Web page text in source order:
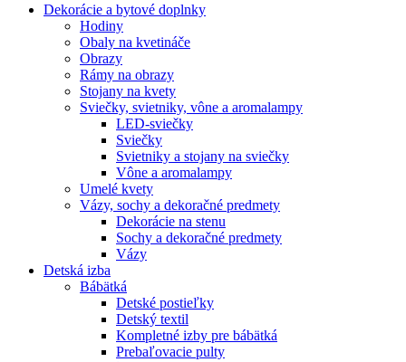
Dekorácie a bytové doplnky
Hodiny
Obaly na kvetináče
Obrazy
Rámy na obrazy
Stojany na kvety
Sviečky, svietniky, vône a aromalampy
LED-sviečky
Sviečky
Svietniky a stojany na sviečky
Vône a aromalampy
Umelé kvety
Vázy, sochy a dekoračné predmety
Dekorácie na stenu
Sochy a dekoračné predmety
Vázy
Detská izba
Bábätká
Detské postieľky
Detský textil
Kompletné izby pre bábätká
Prebaľovacie pulty